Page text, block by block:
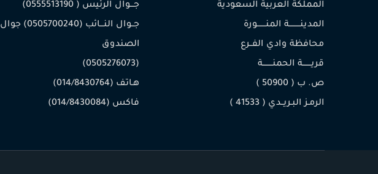
المملكة العربية السعودية
المدينـــــــــة المنـــــــورة
محافظة وادي الفــرع
قريـــــــة الحمنــــــــة
ص. ب ( 50900 )
الرمـز البـريــدي ( 41533 )
جـــوال الرئيس ( 0555513190)
جــوال النـــائب
الصندوق
(0505276073)
هـاتف (014/8430764)
فاكس (014/8430084)